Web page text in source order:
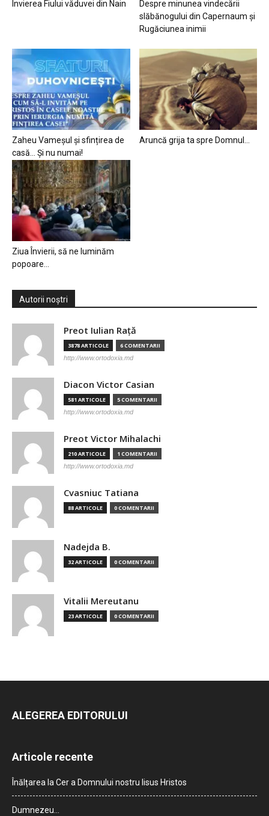
Învierea Fiului văduvei din Nain
Despre minunea vindecării
slăbănogului din Capernaum și
Rugăciunea inimii
Zaheu Vameșul și sfințirea de
casă… Și nu numai!
Aruncă grija ta spre Domnul…
Ziua Învierii, să ne luminăm
popoare…
Autorii noștri
Preot Iulian Raţă
3878 ARTICOLE 6 COMENTARII
http://www.ortodoxia.md
Diacon Victor Casian
581 ARTICOLE 5 COMENTARII
http://www.ortodoxia.md
Preot Victor Mihalachi
210 ARTICOLE 1 COMENTARII
http://www.ortodoxia.md
Cvasniuc Tatiana
88 ARTICOLE 0 COMENTARII
Nadejda B.
32 ARTICOLE 0 COMENTARII
Vitalii Mereutanu
23 ARTICOLE 0 COMENTARII
ALEGEREA EDITORULUI
Articole recente
Înălțarea la Cer a Domnului nostru Iisus Hristos
Dumnezeu…